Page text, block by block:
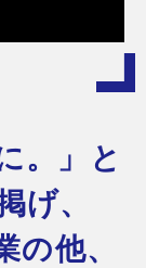
。」と
げ、
の他、